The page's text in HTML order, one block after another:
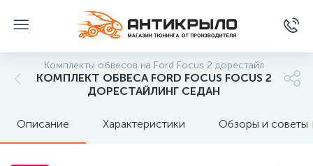
Комплекты обвесов на Ford Focus 2 дорестайл
КОМПЛЕКТ ОБВЕСА FORD FOCUS FOCUS 2
ДОРЕСТАЙЛИНГ СЕДАН
Описание Характеристики Обзоры и советы